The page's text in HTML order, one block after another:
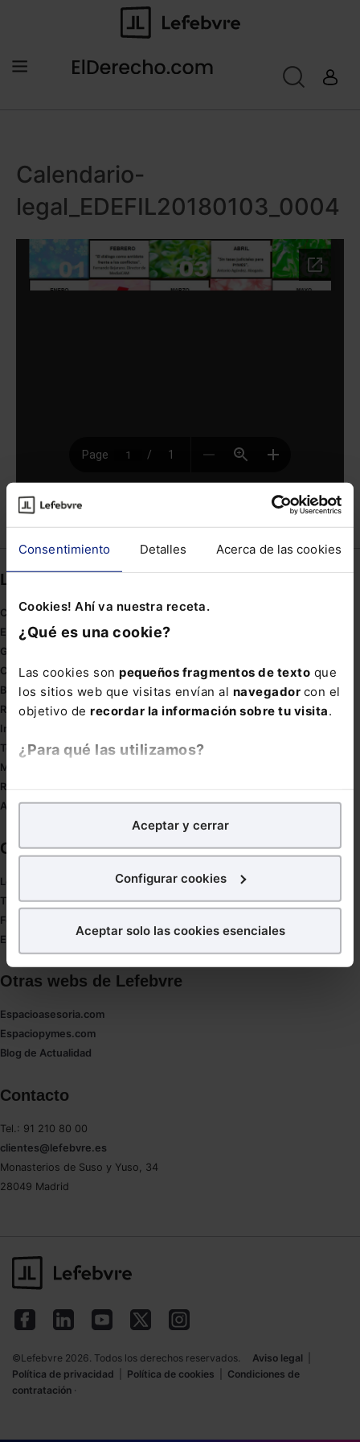
Consentimiento Detalles Acerca de las cookies
Cookies! Ahí va nuestra receta.
¿Qué es una cookie?
Las cookies son pequeños fragmentos de texto que
los sitios web que visitas envían al navegador con el
objetivo de recordar la información sobre tu visita.
¿Para qué las utilizamos?
analíticospara tratar demejorar tu experienciaen
nuestra página web. También con fines publicitarios,
para poder mostrarte publicidad y contenidos de tu
¿Qué puedes hacer?
en la web sea óptima
Puedesaceptar solo las esenciales
También puedes
seleccionar solo aquellas que quieras permitir en tu
navegador. Si no seleccionas ninguna utilizaremos
Aceptar y cerrar
Configurar cookies
Aceptar solo las cookies esenciales
Calendario-
legal_EDEFIL20180103_0004
Compartir
Links directos
Coronavirus
Estudio de salud abogacía
Gestión de despachos
Compliance
Buenas Prácticas Tributarias
RGPD
Innovación
Tesauro
Mapa web
Redirect sitemap
Autores de El Derecho
Corporativo
Lefebvre
Tienda online
Formación
Empleos
Otras webs de Lefebvre
Espacioasesoria.com
Espaciopymes.com
Blog de Actualidad
Contacto
Tel.: 91 210 80 00
clientes@lefebvre.es
Monasterios de Suso y Yuso, 34
28049 Madrid
©Lefebvre 2026. Todos los derechos reservados. Aviso legal
Política de privacidad
Política de cookies
Condiciones de
contratación ·